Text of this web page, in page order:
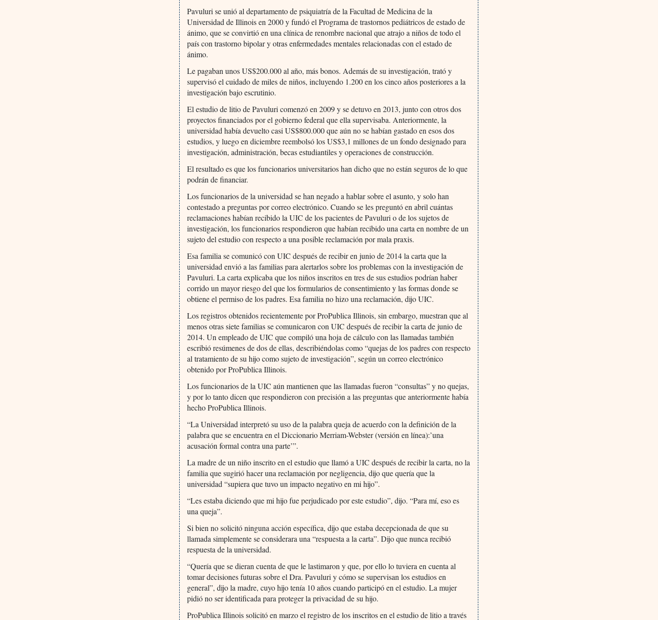
Pavuluri se unió al departamento de psiquiatría de la Facultad de Medicina de la
Universidad de Illinois en 2000 y fundó el Programa de trastornos pediátricos de estado de
ánimo, que se convirtió en una clínica de renombre nacional que atrajo a niños de todo el
país con trastorno bipolar y otras enfermedades mentales relacionadas con el estado de
ánimo.
Le pagaban unos US$200.000 al año, más bonos. Además de su investigación, trató y
supervisó el cuidado de miles de niños, incluyendo 1.200 en los cinco años posteriores a la
investigación bajo escrutinio.
El estudio de litio de Pavuluri comenzó en 2009 y se detuvo en 2013, junto con otros dos
proyectos financiados por el gobierno federal que ella supervisaba. Anteriormente, la
universidad había devuelto casi US$800.000 que aún no se habían gastado en esos dos
estudios, y luego en diciembre reembolsó los US$3,1 millones de un fondo designado para
investigación, administración, becas estudiantiles y operaciones de construcción.
El resultado es que los funcionarios universitarios han dicho que no están seguros de lo que
podrán de financiar.
Los funcionarios de la universidad se han negado a hablar sobre el asunto, y solo han
contestado a preguntas por correo electrónico. Cuando se les preguntó en abril cuántas
reclamaciones habían recibido la UIC de los pacientes de Pavuluri o de los sujetos de
investigación, los funcionarios respondieron que habían recibido una carta en nombre de un
sujeto del estudio con respecto a una posible reclamación por mala praxis.
Esa familia se comunicó con UIC después de recibir en junio de 2014 la carta que la
universidad envió a las familias para alertarlos sobre los problemas con la investigación de
Pavuluri. La carta explicaba que los niños inscritos en tres de sus estudios podrían haber
corrido un mayor riesgo del que los formularios de consentimiento y las formas donde se
obtiene el permiso de los padres. Esa familia no hizo una reclamación, dijo UIC.
Los registros obtenidos recientemente por ProPublica Illinois, sin embargo, muestran que al
menos otras siete familias se comunicaron con UIC después de recibir la carta de junio de
2014. Un empleado de UIC que compiló una hoja de cálculo con las llamadas también
escribió resúmenes de dos de ellas, describiéndolas como “quejas de los padres con respecto
al tratamiento de su hijo como sujeto de investigación”, según un correo electrónico
obtenido por ProPublica Illinois.
Los funcionarios de la UIC aún mantienen que las llamadas fueron “consultas” y no quejas,
y por lo tanto dicen que respondieron con precisión a las preguntas que anteriormente había
hecho ProPublica Illinois.
“La Universidad interpretó su uso de la palabra queja de acuerdo con la definición de la
palabra que se encuentra en el Diccionario Merriam-Webster (versión en línea):’una
acusación formal contra una parte’”.
La madre de un niño inscrito en el estudio que llamó a UIC después de recibir la carta, no la
familia que sugirió hacer una reclamación por negligencia, dijo que quería que la
universidad “supiera que tuvo un impacto negativo en mi hijo”.
“Les estaba diciendo que mi hijo fue perjudicado por este estudio”, dijo. “Para mí, eso es
una queja”.
Si bien no solicitó ninguna acción específica, dijo que estaba decepcionada de que su
llamada simplemente se considerara una “respuesta a la carta”. Dijo que nunca recibió
respuesta de la universidad.
“Quería que se dieran cuenta de que le lastimaron y que, por ello lo tuviera en cuenta al
tomar decisiones futuras sobre el Dra. Pavuluri y cómo se supervisan los estudios en
general”, dijo la madre, cuyo hijo tenía 10 años cuando participó en el estudio. La mujer
pidió no ser identificada para proteger la privacidad de su hijo.
ProPublica Illinois solicitó en marzo el registro de los inscritos en el estudio de litio a través